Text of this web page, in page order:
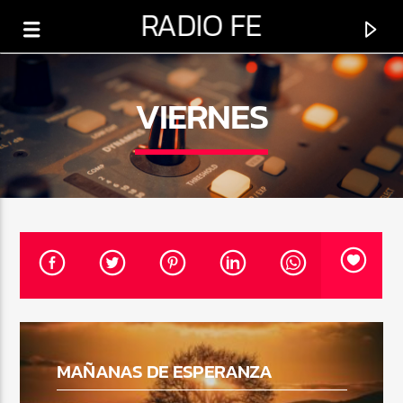
RADIO FE
MOMENTOS DE ORACIÓN
1:00 AM 12:30 PM
VIERNES
MAÑANAS DE ESPERANZA